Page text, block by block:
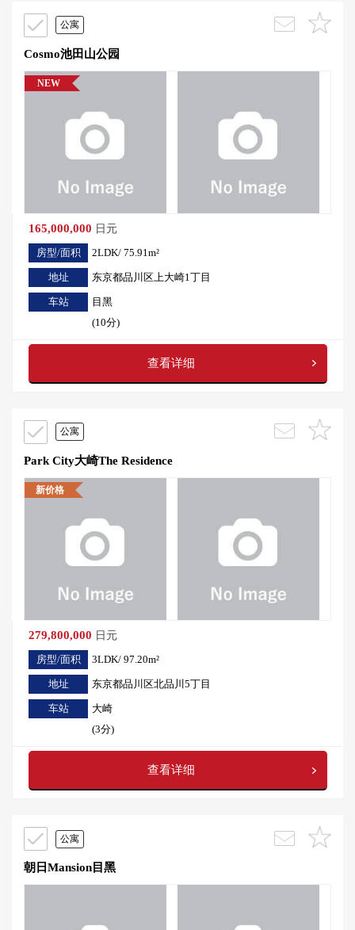
公寓
Cosmo池田山公园
NEW
165,000,000 日元
房型/面积
2LDK/ 75.91m²
地址 东京都品川区上大崎1丁目
车站
目黑
(10分)
查看详细
公寓
Park City大崎The Residence
新价格
279,800,000 日元
房型/面积
3LDK/ 97.20m²
地址 东京都品川区北品川5丁目
车站
大崎
(3分)
查看详细
公寓
朝日Mansion目黑